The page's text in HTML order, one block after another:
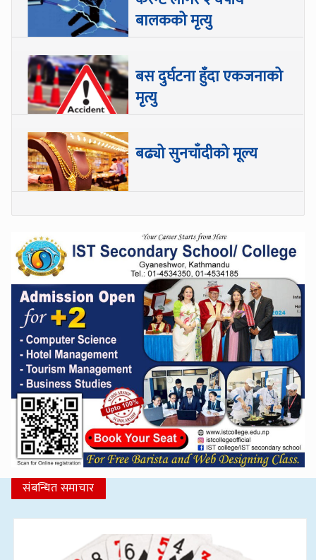
बालकको मृत्यु
बस दुर्घटना हुँदा एकजनाको
मृत्यु
बढ्यो सुनचाँदीको मूल्य
संबन्धित समाचार